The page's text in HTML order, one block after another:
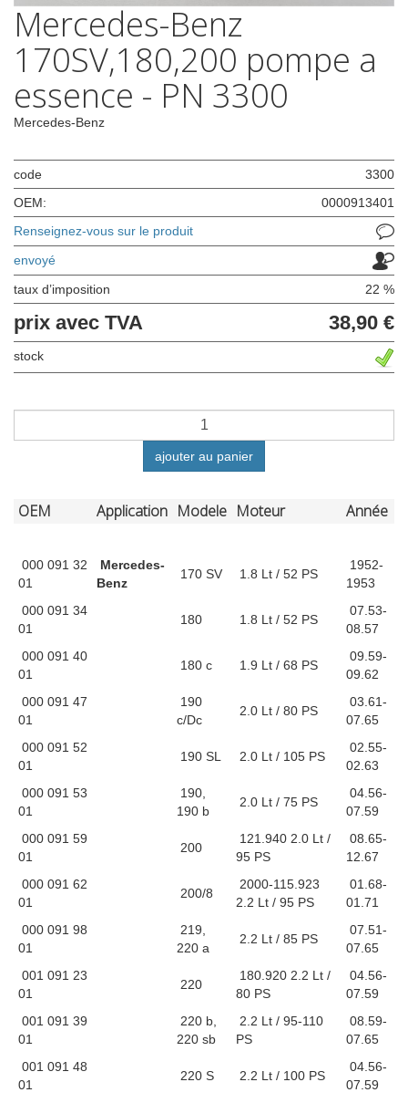
Mercedes-Benz
170SV,180,200 pompe a
essence - PN 3300
Mercedes-Benz
code
3300
OEM:
0000913401
Renseignez-vous sur le produit
envoyé
taux d’imposition 22 %
prix avec TVA 38,90 €
stock
ajouter au panier
OEM Application Modele Moteur Année
000 091 32
01
Mercedes-
Benz
170 SV 1.8 Lt / 52 PS
1952-
1953
000 091 34
01
180 1.8 Lt / 52 PS
07.53-
08.57
000 091 40
01
180 c 1.9 Lt / 68 PS
09.59-
09.62
000 091 47
01
190
c/Dc
2.0 Lt / 80 PS
03.61-
07.65
000 091 52
01
190 SL 2.0 Lt / 105 PS
02.55-
02.63
000 091 53
01
190,
190 b
2.0 Lt / 75 PS
04.56-
07.59
000 091 59
01
200
121.940 2.0 Lt /
95 PS
08.65-
12.67
000 091 62
01
200/8
2000-115.923
2.2 Lt / 95 PS
01.68-
01.71
000 091 98
01
219,
220 a
2.2 Lt / 85 PS
07.51-
07.65
001 091 23
01
220
180.920 2.2 Lt /
80 PS
04.56-
07.59
001 091 39
01
220 b,
220 sb
2.2 Lt / 95-110
PS
08.59-
07.65
001 091 48
01
220 S 2.2 Lt / 100 PS
04.56-
07.59